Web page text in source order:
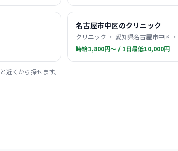
名古屋市中区のクリニック
クリニック ・ 愛知県名古屋市中区
時給1,800円〜 / 1日最低10,000円
近くから探せます。